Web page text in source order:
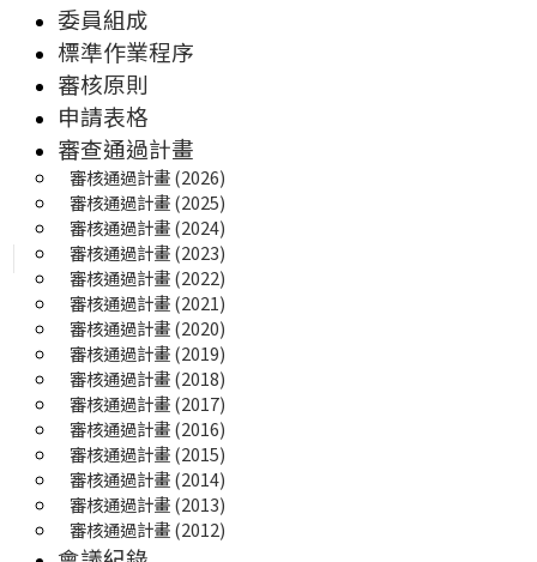
委員組成
標準作業程序
審核原則
申請表格
審查通過計畫
審核通過計畫 (2026)
審核通過計畫 (2025)
審核通過計畫 (2024)
審核通過計畫 (2023)
審核通過計畫 (2022)
審核通過計畫 (2021)
審核通過計畫 (2020)
審核通過計畫 (2019)
審核通過計畫 (2018)
審核通過計畫 (2017)
審核通過計畫 (2016)
審核通過計畫 (2015)
審核通過計畫 (2014)
審核通過計畫 (2013)
審核通過計畫 (2012)